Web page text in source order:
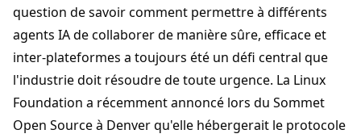
question de savoir comment permettre à différents
agents IA de collaborer de manière sûre, efficace et
inter-plateformes a toujours été un défi central que
l'industrie doit résoudre de toute urgence. La Linux
Foundation a récemment annoncé lors du Sommet
Open Source à Denver qu'elle hébergerait le protocole